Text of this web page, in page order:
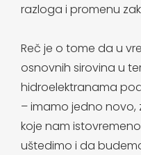
razloga i promenu
Reč je o tome da u
osnovnih sirovina u
hidroelektranama
– imamo jedno novo,
koje nam
uštedimo i da